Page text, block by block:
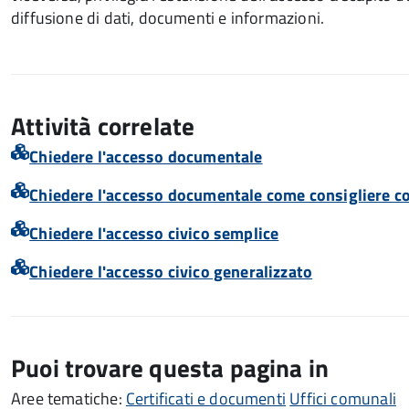
diffusione di dati, documenti e informazioni.
Attività correlate
Chiedere l'accesso documentale
Chiedere l'accesso documentale come consigliere
Chiedere l'accesso civico semplice
Chiedere l'accesso civico generalizzato
Puoi trovare questa pagina in
Aree tematiche: Certificati e documenti Uffici comunali